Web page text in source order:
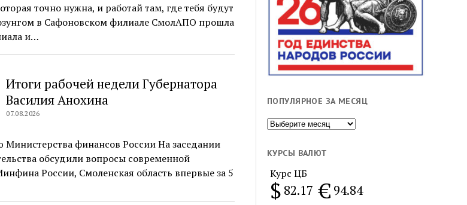
точно нужна, и работай там, где тебя будут
в Сафоновском филиале СмолАПО прошла
и…
Итоги рабочей недели Губернатора
Василия Анохина
07.08.2026
финансов России На заседании
обсудили вопросы современной
России, Смоленская область впервые за 5
ПОПУЛЯРНОЕ ЗА МЕСЯЦ
Популярное
месяц
КУРСЫ ВАЛЮТ
Курс ЦБ
$ 82.17 € 94.84